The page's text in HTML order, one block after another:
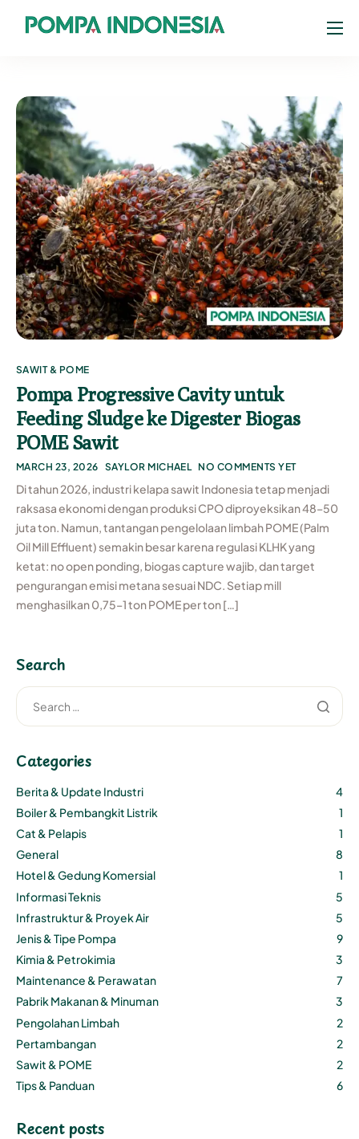
About
Portal Pelanggan
SAWIT & POME
Pompa Progressive Cavity untuk
Feeding Sludge ke Digester Biogas
POME Sawit
MARCH 23, 2026 SAYLOR MICHAEL NO COMMENTS YET
Di tahun 2026, industri kelapa sawit Indonesia tetap menjadi
raksasa ekonomi dengan produksi CPO diproyeksikan 48–50
juta ton. Namun, tantangan pengelolaan limbah POME (Palm
Oil Mill Effluent) semakin besar karena regulasi KLHK yang
ketat: no open ponding, biogas capture wajib, dan target
pengurangan emisi metana sesuai NDC. Setiap mill
menghasilkan 0,75–1 ton POME per ton […]
Search
Categories
Berita & Update Industri
4
Boiler & Pembangkit Listrik
1
Cat & Pelapis
1
General
8
Hotel & Gedung Komersial
1
Informasi Teknis
5
Infrastruktur & Proyek Air
5
Jenis & Tipe Pompa
9
Kimia & Petrokimia
3
Maintenance & Perawatan
7
Pabrik Makanan & Minuman
3
Pengolahan Limbah
2
Pertambangan
2
Sawit & POME
2
Tips & Panduan
6
Recent posts